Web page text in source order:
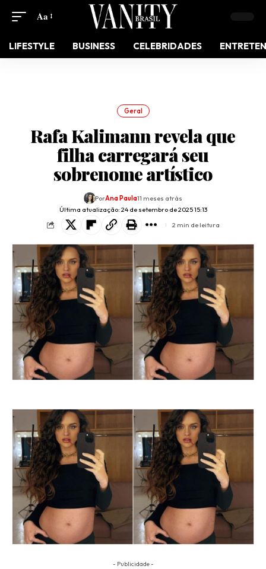
Aa
LIFESTYLE BUSINESS CELEBRIDADES
Geral
Rafa Kalimann revela que
filha carregará seu
sobrenome artístico
Última atualização: 24 de setembro de 2025 15:13
PorAna Paula11 meses atrás
2 min de leitura
- Publicidade -